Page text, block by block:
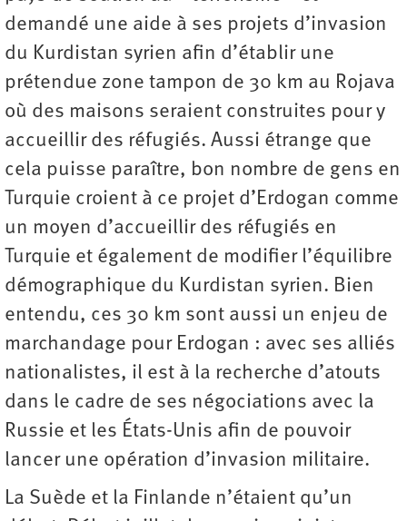
demandé une aide à ses projets d’invasion
du Kurdistan syrien afin d’établir une
prétendue zone tampon de 30 km au Rojava
où des maisons seraient construites pour y
accueillir des réfugiés. Aussi étrange que
cela puisse paraître, bon nombre de gens en
Turquie croient à ce projet d’Erdogan comme
un moyen d’accueillir des réfugiés en
Turquie et également de modifier l’équilibre
démographique du Kurdistan syrien. Bien
entendu, ces 30 km sont aussi un enjeu de
marchandage pour Erdogan : avec ses alliés
nationalistes, il est à la recherche d’atouts
dans le cadre de ses négociations avec la
Russie et les États-Unis afin de pouvoir
lancer une opération d’invasion militaire.
La Suède et la Finlande n’étaient qu’un